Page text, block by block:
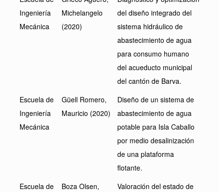
Ingeniería
Mecánica
Michelangelo
(2020)
del diseño integrado del
sistema hidráulico de
abastecimiento de agua
para consumo humano
del acueducto municipal
del cantón de Barva.
Escuela de
Ingeniería
Mecánica
Güell Romero,
Mauricio (2020)
Diseño de un sistema de
abastecimiento de agua
potable para Isla Caballo
por medio desalinización
de una plataforma
flotante.
Escuela de
Boza Olsen,
Valoración del estado de